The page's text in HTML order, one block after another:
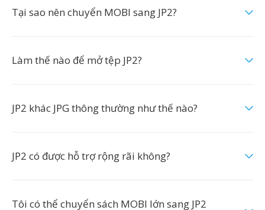
Tại sao nên chuyển MOBI sang JP2?
Làm thế nào để mở tệp JP2?
JP2 khác JPG thông thường như thế nào?
JP2 có được hỗ trợ rộng rãi không?
Tôi có thể chuyển sách MOBI lớn sang JP2